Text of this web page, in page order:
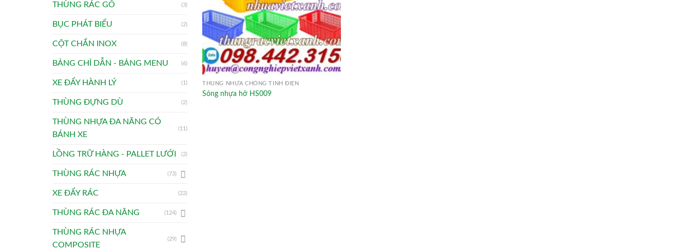
THÙNG RÁC GỖ (3)
BỤC PHÁT BIỂU (2)
CỘT CHẮN INOX (8)
BẢNG CHỈ DẪN - BẢNG MENU (6)
XE ĐẨY HÀNH LÝ (1)
THÙNG ĐỰNG DÙ (2)
THÙNG NHỰA ĐA NĂNG CÓ
BÁNH XE
(11)
LỒNG TRỮ HÀNG - PALLET LƯỚI (2)
THÙNG RÁC NHỰA (73)
XE ĐẨY RÁC (22)
THÙNG RÁC ĐA NĂNG (124)
THÙNG RÁC NHỰA
COMPOSITE
(29)
THÙNG NHỰA CHỐNG TĨNH ĐIỆN
Sóng nhựa hở HS009